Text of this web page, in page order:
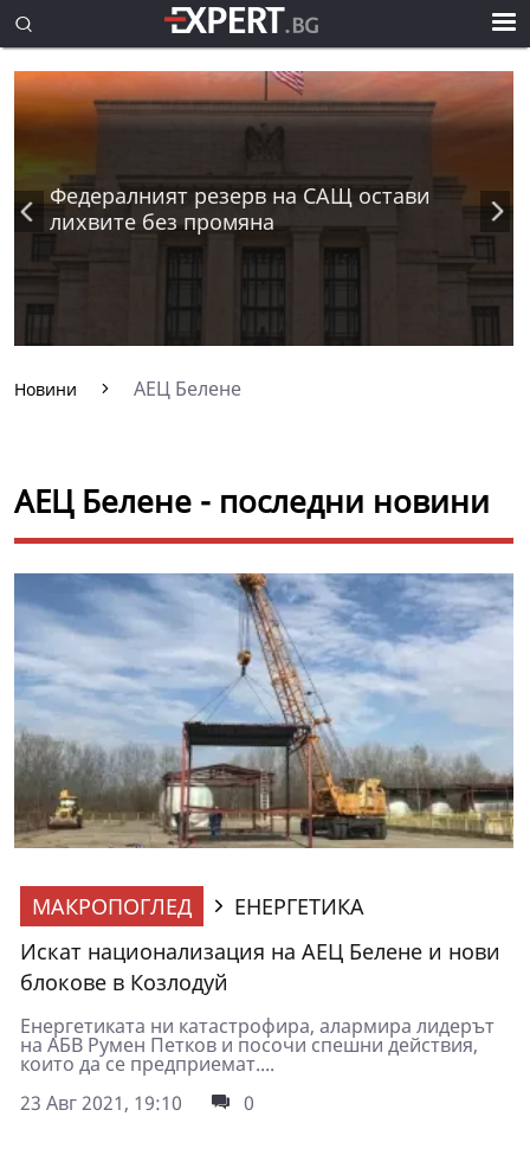
Федералният резерв на САЩ остави
лихвите без промяна
Новини АЕЦ Белене
АЕЦ Белене - последни новини
МАКРОПОГЛЕД
ЕНЕРГЕТИКА
Искат национализация на АЕЦ Белене и нови
блокове в Козлодуй
Енергетиката ни катастрофира, алармира лидерът
на АБВ Румен Петков и посочи спешни действия,
които да се предприемат....
23 Авг 2021, 19:10
0